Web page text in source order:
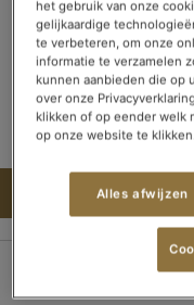
Die
Bewertung:
83
% of100
IN
100% sichere
het gebruik van onze
gelijkaardige
te verbeteren, om onze
informatie te verzamelen
kunnen aanbieden die op
over onze
klikken of op eender welk
op onze website te
Alles afwijzen